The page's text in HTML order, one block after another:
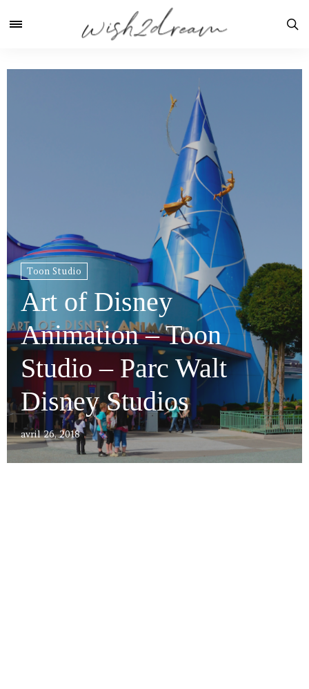
Toon Studio
Art of Disney
Animation – Toon
Studio – Parc Walt
Disney Studios
avril 26, 2018